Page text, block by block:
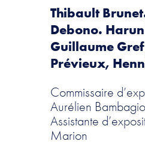
Thibault
Debono.
Guillaume
Prévieux,
Commissaire
Aurélien
Assistante
Marion